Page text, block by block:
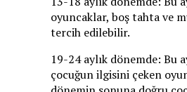
oyuncaklar, boş tahta ve
tercih edilebilir.
19-24 aylık dönemde: Bu
çocuğun ilgisini çeken